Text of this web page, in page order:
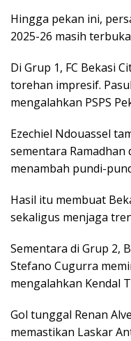
Hingga pekan ini,
2025-26 masih
Di Grup 1, FC Bekasi
torehan impresif.
mengalahkan PSPS
Ezechiel Ndouassel
sementara Ramadhan
menambah pundi-
Hasil itu membuat
sekaligus menjaga
Sementara di Grup 2,
Stefano Cugurra
mengalahkan Kendal
Gol tunggal Renan
memastikan Laskar